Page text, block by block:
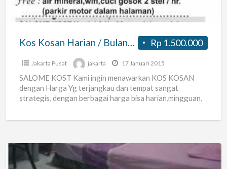
Strategis
Rp 1.500.000
Kos Kosan Harian / Bulanan Strategis
Jakarta Pusat jakarta 17 Januari 2015
SALOME KOST Kami ingin menawarkan KOS KOSAN
dengan Harga Yg terjangkau dan tempat sangat
strategis, dengan berbagai harga bisa harian,mingguan,